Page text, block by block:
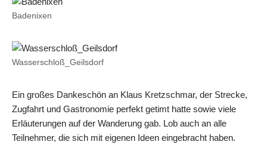
Badenixen
Wasserschloß_Geilsdorf
Ein großes Dankeschön an Klaus Kretzschmar, der Strecke,
Zugfahrt und Gastronomie perfekt getimt hatte sowie viele
Erläuterungen auf der Wanderung gab. Lob auch an alle
Teilnehmer, die sich mit eigenen Ideen eingebracht haben.